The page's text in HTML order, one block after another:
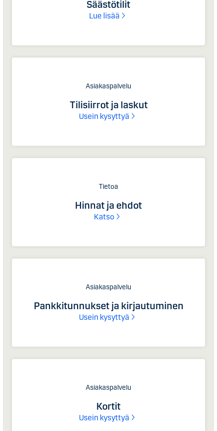
Säästötilit
Lue lisää
Asiakaspalvelu
Tilisiirrot ja laskut
Usein kysyttyä
Tietoa
Hinnat ja ehdot
Katso
Asiakaspalvelu
Pankkitunnukset ja kirjautuminen
Usein kysyttyä
Asiakaspalvelu
Kortit
Usein kysyttyä